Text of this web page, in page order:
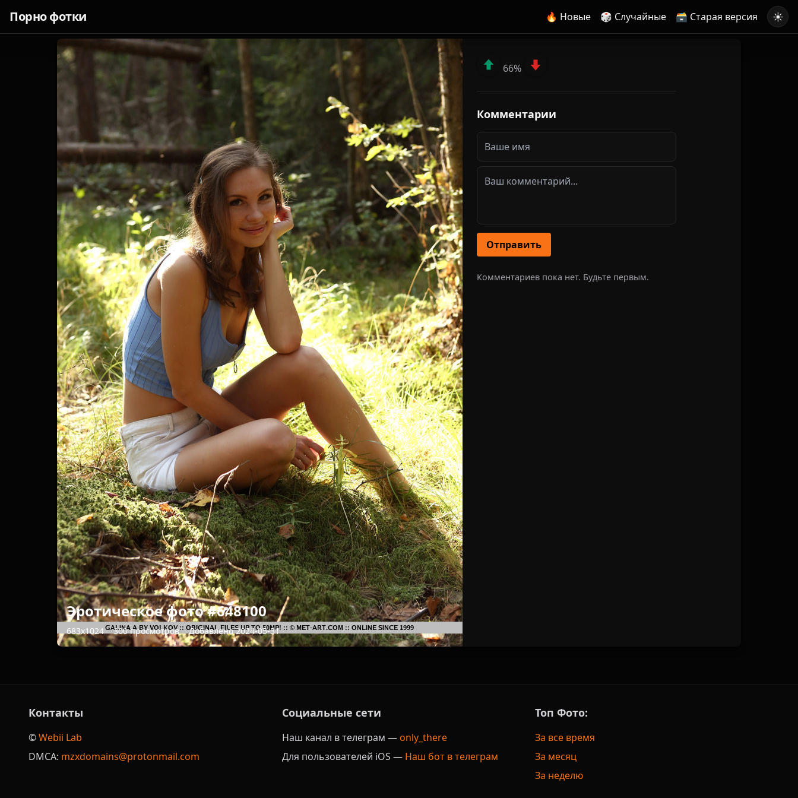
Порно фотки 🔥 Новые 🎲 Случайные 🗃️ Старая версия ☀️
Эротическое фото #648100
683x1024 300 просмотров Добавлено 2024-05-31
66%
Комментарии
Отправить
Комментариев пока нет. Будьте первым.
Контакты
©️Webii Lab
DMCA: mzxdomains@protonmail.com
Социальные сети
Наш канал в телеграм —only_there
Для пользователей iOS — Наш бот в телеграм
Топ Фото:
За все время
За месяц
За неделю